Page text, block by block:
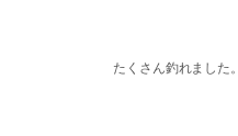
たくさん釣れました。